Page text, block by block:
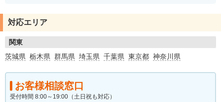
対応エリア
関東
茨城県 栃木県 群馬県 埼玉県 千葉県 東京都 神奈川県
お客様相談窓口
受付時間 8:00～19:00（土日祝も対応）